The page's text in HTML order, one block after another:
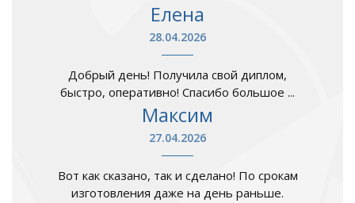
Елена
28.04.2026
Добрый день! Получила свой диплом,
быстро, оперативно! Спасибо большое ...
Максим
27.04.2026
Вот как сказано, так и сделано! По срокам
изготовления даже на день раньше.